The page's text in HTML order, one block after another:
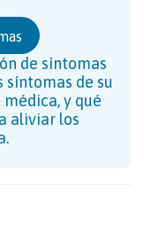
de síntomas
síntomas de su
y qué
aliviar los